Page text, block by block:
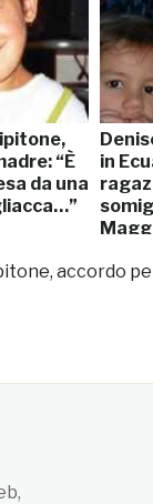
“È
da una
in
accordo